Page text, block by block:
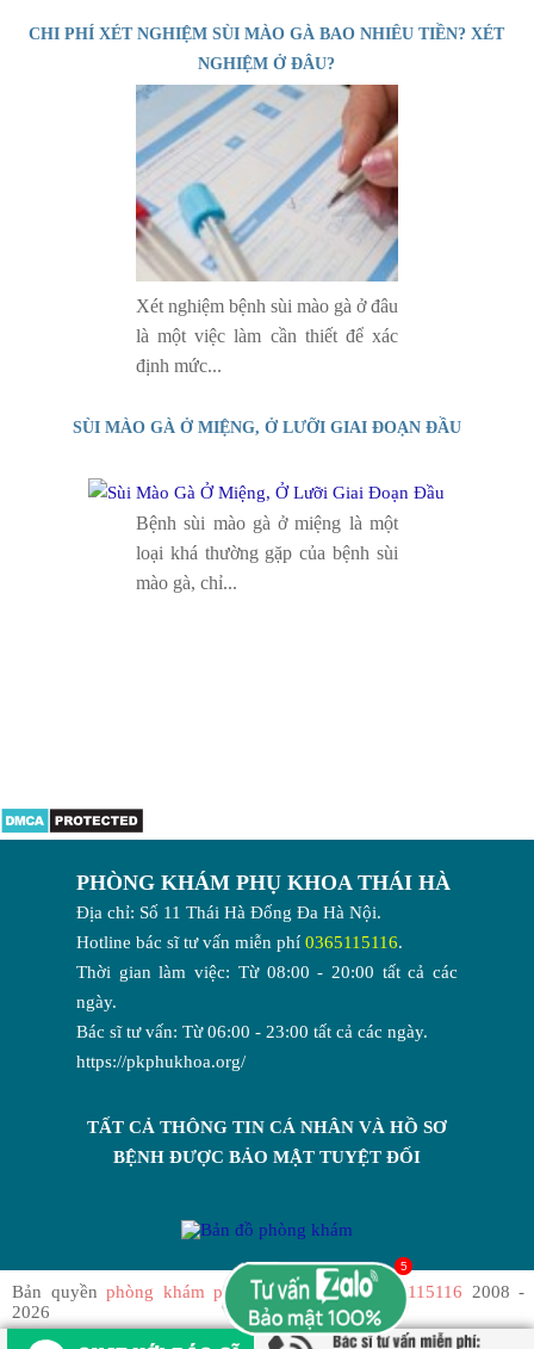
CHI PHÍ XÉT NGHIỆM SÙI MÀO GÀ BAO NHIÊU TIỀN? XÉT
NGHIỆM Ở ĐÂU?
Xét nghiệm bệnh sùi mào gà ở đâu
là một việc làm cần thiết để xác
định mức...
SÙI MÀO GÀ Ở MIỆNG, Ở LƯỠI GIAI ĐOẠN ĐẦU
Bệnh sùi mào gà ở miệng là một
loại khá thường gặp của bệnh sùi
mào gà, chỉ...
PHÒNG KHÁM PHỤ KHOA THÁI HÀ
Địa chỉ: Số 11 Thái Hà Đống Đa Hà Nội.
Hotline bác sĩ tư vấn miễn phí 0365115116.
Thời gian làm việc: Từ 08:00 - 20:00 tất cả các
ngày.
Bác sĩ tư vấn: Từ 06:00 - 23:00 tất cả các ngày.
https://pkphukhoa.org/
TẤT CẢ THÔNG TIN CÁ NHÂN VÀ HỒ SƠ
BỆNH ĐƯỢC BẢO MẬT TUYỆT ĐỐI
Bản quyềnphòng khám phụ khoa Thái Hà 0365115116 2008 -
2026